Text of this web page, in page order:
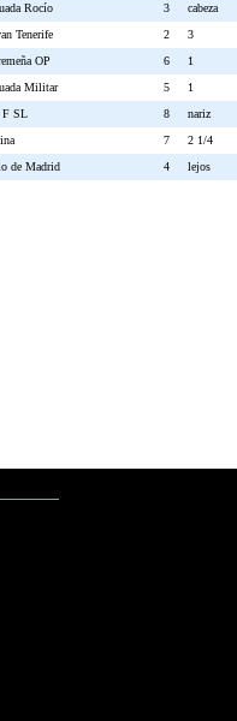
Rocío 3 cabeza
Tenerife 2 3
OP 6 1
Militar 5 1
F SL 8 nariz
7 2 1/4
de Madrid 4 lejos